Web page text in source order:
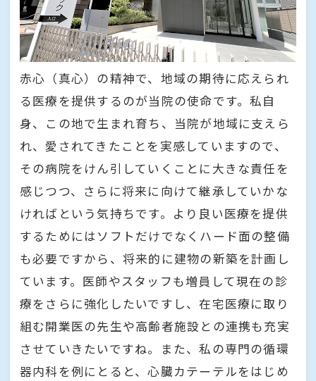
赤心（真心）の精神で、地域の期待に応えられ
る医療を提供するのが当院の使命です。私自
身、この地で生まれ育ち、当院が地域に支えら
れ、愛されてきたことを実感していますので、
その病院をけん引していくことに大きな責任を
感じつつ、さらに将来に向けて継承していかな
ければという気持ちです。より良い医療を提供
するためにはソフトだけでなくハード面の整備
も必要ですから、将来的に建物の新築を計画し
ています。医師やスタッフも増員して現在の診
療をさらに強化したいですし、在宅医療に取り
組む開業医の先生や高齢者施設との連携も充実
させていきたいですね。また、私の専門の循環
器内科を例にとると、心臓カテーテルをはじめ